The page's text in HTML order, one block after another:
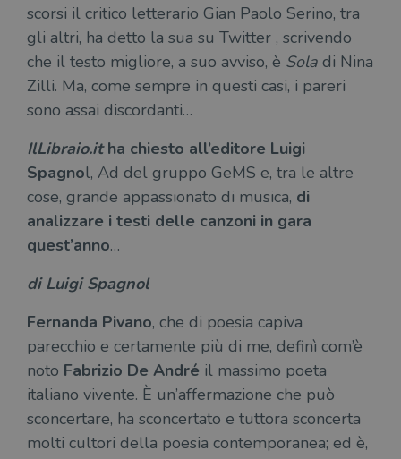
scorsi il critico letterario Gian Paolo Serino, tra
gli altri, ha detto la sua su Twitter , scrivendo
che il testo migliore, a suo avviso, è Sola di Nina
Zilli. Ma, come sempre in questi casi, i pareri
sono assai discordanti…
IlLibraio.itha chiesto all’editore Luigi
Spagnol, Ad del gruppo GeMS e, tra le altre
cose, grande appassionato di musica, di
analizzare i testi delle canzoni in gara
quest’anno…
di Luigi Spagnol
Fernanda Pivano, che di poesia capiva
parecchio e certamente più di me, definì com’è
noto Fabrizio De André il massimo poeta
italiano vivente. È un’affermazione che può
sconcertare, ha sconcertato e tuttora sconcerta
molti cultori della poesia contemporanea; ed è,